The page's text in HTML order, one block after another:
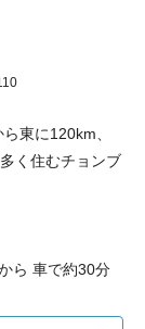
東に120km、
く住むチョンブ
ら 車で約30分